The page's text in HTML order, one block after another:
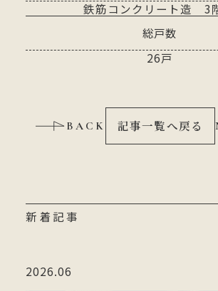
鉄筋コンクリート造 3
総戸数
26戸
BACK 記事一覧へ戻る
新着記事
2026.06